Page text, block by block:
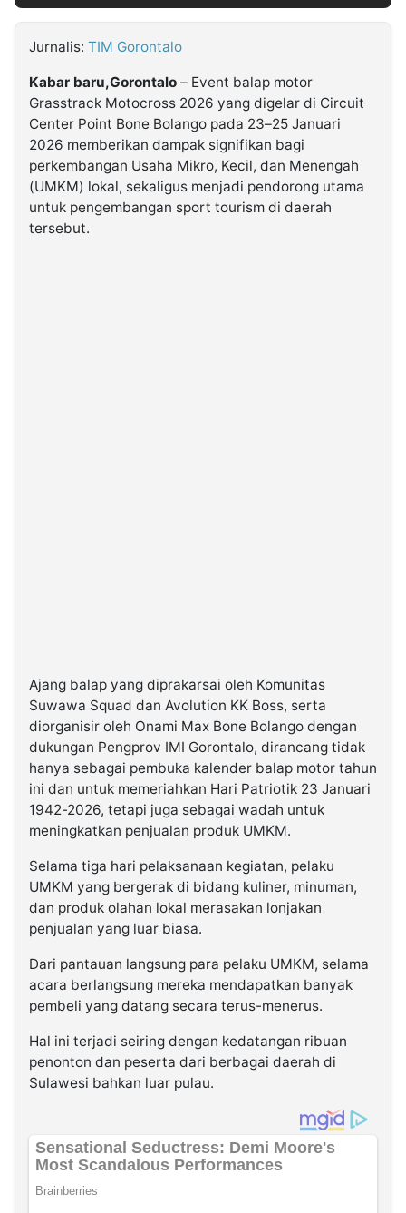
Kabarbaru.co
2026
Kabarbaru
Jurnalis: TIM Gorontalo
Kabar baru,Gorontalo – Event balap motor
Grasstrack Motocross 2026 yang digelar di Circuit
Center Point Bone Bolango pada 23–25 Januari
2026 memberikan dampak signifikan bagi
perkembangan Usaha Mikro, Kecil, dan Menengah
(UMKM) lokal, sekaligus menjadi pendorong utama
untuk pengembangan sport tourism di daerah
tersebut.
Ajang balap yang diprakarsai oleh Komunitas
Suwawa Squad dan Avolution KK Boss, serta
diorganisir oleh Onami Max Bone Bolango dengan
dukungan Pengprov IMI Gorontalo, dirancang tidak
hanya sebagai pembuka kalender balap motor tahun
ini dan untuk memeriahkan Hari Patriotik 23 Januari
1942-2026, tetapi juga sebagai wadah untuk
meningkatkan penjualan produk UMKM.
Selama tiga hari pelaksanaan kegiatan, pelaku
UMKM yang bergerak di bidang kuliner, minuman,
dan produk olahan lokal merasakan lonjakan
penjualan yang luar biasa.
Dari pantauan langsung para pelaku UMKM, selama
acara berlangsung mereka mendapatkan banyak
pembeli yang datang secara terus-menerus.
Hal ini terjadi seiring dengan kedatangan ribuan
penonton dan peserta dari berbagai daerah di
Sulawesi bahkan luar pulau.